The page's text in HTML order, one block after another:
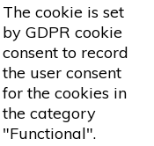
The cookie is set
by GDPR cookie
consent to record
the user consent
for the cookies in
the category
"Functional".